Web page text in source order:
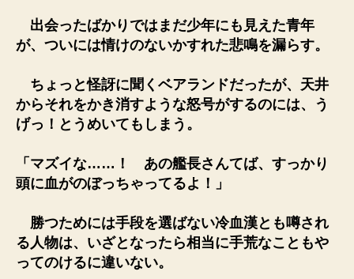
出会ったばかりではまだ少年にも見えた青年
が、ついには情けのないかすれた悲鳴を漏らす。
ちょっと怪訝に聞くベアランドだったが、天井
からそれをかき消すような怒号がするのには、う
げっ！とうめいてもしまう。
「マズイな……！ あの艦長さんてば、すっかり
頭に血がのぼっちゃってるよ！」
勝つためには手段を選ばない冷血漢とも噂され
る人物は、いざとなったら相当に手荒なこともや
ってのけるに違いない。